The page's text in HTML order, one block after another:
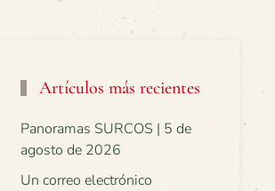
Artículos más recientes
Panoramas SURCOS | 5 de
agosto de 2026
Un correo electrónico